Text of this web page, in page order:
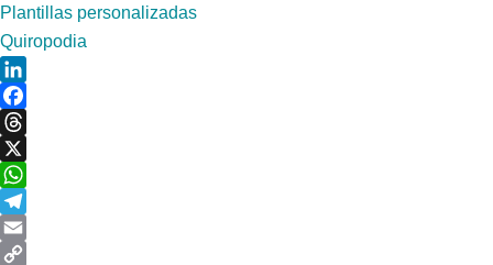
Plantillas personalizadas
Quiropodia
LinkedIn
Facebook
Threads
X
WhatsApp
Telegram
Email